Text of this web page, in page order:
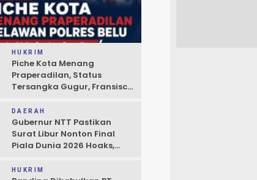
HUKRIM
Piche Kota Menang
Praperadilan, Status
Tersangka Gugur, Fransisco
Pendukung
DAERAH
Gubernur NTT Pastikan
Surat Libur Nonton Final
Piala Dunia 2026 Hoaks,
Boleh Terhambat
HUKRIM